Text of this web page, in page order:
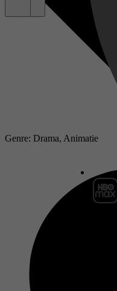
Genre: Drama, Animatie